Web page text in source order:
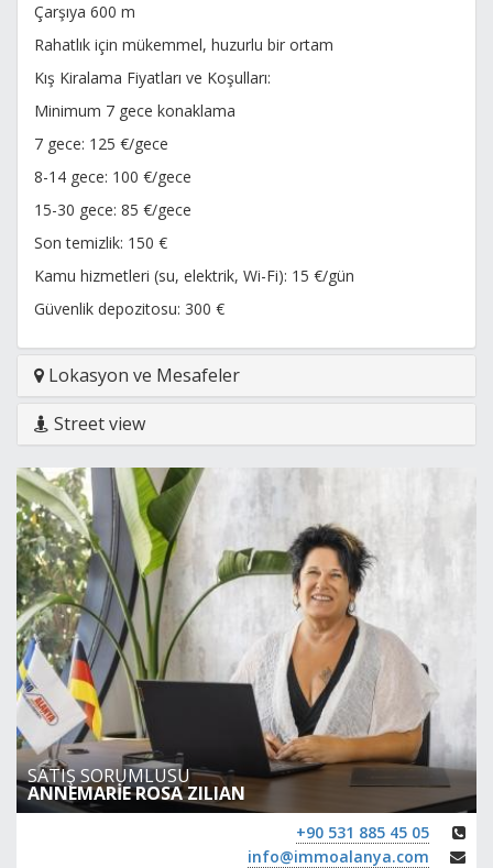
Çarşıya 600 m
Rahatlık için mükemmel, huzurlu bir ortam
Kış Kiralama Fiyatları ve Koşulları:
Minimum 7 gece konaklama
7 gece: 125 €/gece
8-14 gece: 100 €/gece
15-30 gece: 85 €/gece
Son temizlik: 150 €
Kamu hizmetleri (su, elektrik, Wi-Fi): 15 €/gün
Güvenlik depozitosu: 300 €
Lokasyon ve Mesafeler
Street view
SATIŞ SORUMLUSU
ANNEMARİE ROSA ZILIAN
+90 531 885 45 05
info@immoalanya.com